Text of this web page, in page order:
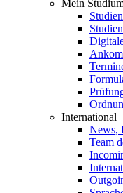
Mein
International
News,
Team